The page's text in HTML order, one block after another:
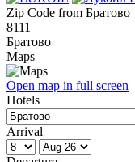
Zip Code from Братово
8111
Братово
Maps
Open map in full screen
Hotels
Arrival